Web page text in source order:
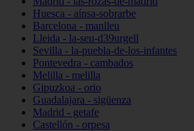
Huesca - aínsa-sobrarbe
Barcelona - manlleu
Lleida - la-seu-d39urgell
Sevilla - la-puebla-de-los-infantes
Pontevedra - cambados
Melilla - melilla
Gipuzkoa - orio
Guadalajara - sigüenza
Madrid - getafe
Castellón - orpesa